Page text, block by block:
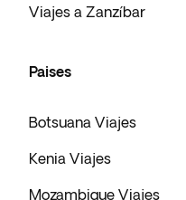
Viajes a Zanzíbar
Paises
Botsuana Viajes
Kenia Viajes
Mozambique Viajes